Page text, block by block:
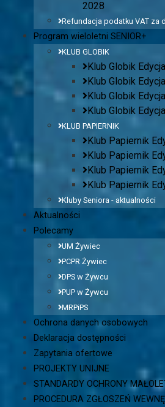
2028
Refundacja podatku VAT
Program wieloletni SENIOR+
KLUB GLOBIK
Klub Globik
Klub Globik
Klub Globik
Klub Globik
KLUB PAPIERNIK
Klub Papiernik
Klub Papiernik
Klub Papiernik
Klub Papiernik
Kluby Seniora - aktualności
Aktualności
Polecamy
UM Żywiec
PCPR Żywiec
DPS w Żywcu
PUP w Żywcu
MRPiPS
Ochrona danych osobowych
Deklaracja dostępności
Zapytania ofertowe
PROJEKTY UNIJNE
STANDARDY OCHRONY
PROCEDURA ZGŁOSZEŃ